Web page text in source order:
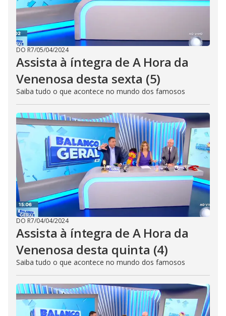
DO R7/05/04/2024
Assista à íntegra de A Hora da
Venenosa desta sexta (5)
Saiba tudo o que acontece no mundo dos famosos
DO R7/04/04/2024
Assista à íntegra de A Hora da
Venenosa desta quinta (4)
Saiba tudo o que acontece no mundo dos famosos